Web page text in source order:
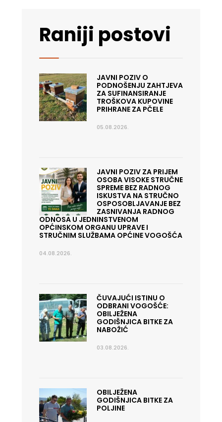
Raniji postovi
JAVNI POZIV O
PODNOŠENJU ZAHTJEVA
ZA SUFINANSIRANJE
TROŠKOVA KUPOVINE
PRIHRANE ZA PČELE
05.08.2026.
JAVNI POZIV ZA PRIJEM
OSOBA VISOKE STRUČNE
SPREME BEZ RADNOG
ISKUSTVA NA STRUČNO
OSPOSOBLJAVANJE BEZ
ZASNIVANJA RADNOG
ODNOSA U JEDNINSTVENOM
OPĆINSKOM ORGANU UPRAVE I
STRUČNIM SLUŽBAMA OPĆINE VOGOŠĆA
04.08.2026.
ČUVAJUĆI ISTINU O
ODBRANI VOGOŠĆE:
OBILJEŽENA
GODIŠNJICA BITKE ZA
NABOŽIĆ
03.08.2026.
OBILJEŽENA
GODIŠNJICA BITKE ZA
POLJINE